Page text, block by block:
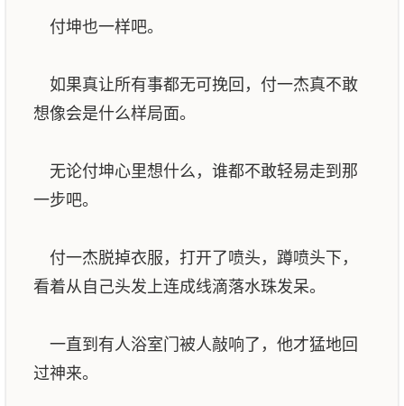
付坤也一样吧。
如果真让所有事都无可挽回，付一杰真不敢
想像会是什么样局面。
无论付坤心里想什么，谁都不敢轻易走到那
一步吧。
付一杰脱掉衣服，打开了喷头，蹲喷头下，
看着从自己头发上连成线滴落水珠发呆。
一直到有人浴室门被人敲响了，他才猛地回
过神来。